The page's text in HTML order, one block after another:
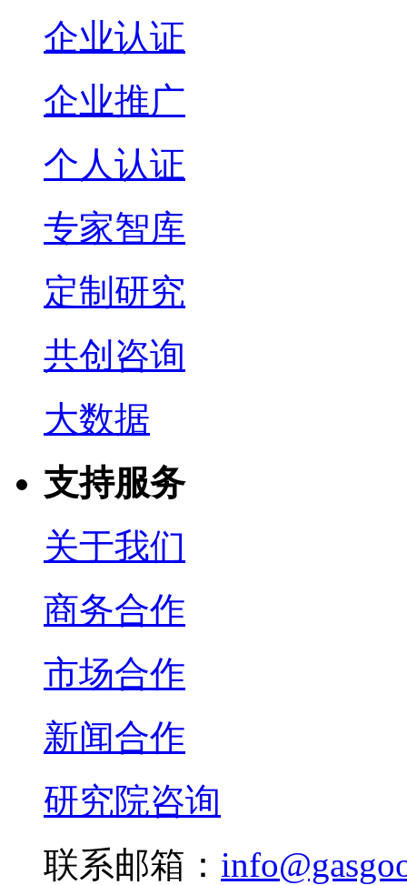
企业认证
企业推广
个人认证
专家智库
定制研究
共创咨询
大数据
支持服务
关于我们
商务合作
市场合作
新闻合作
研究院咨询
联系邮箱：